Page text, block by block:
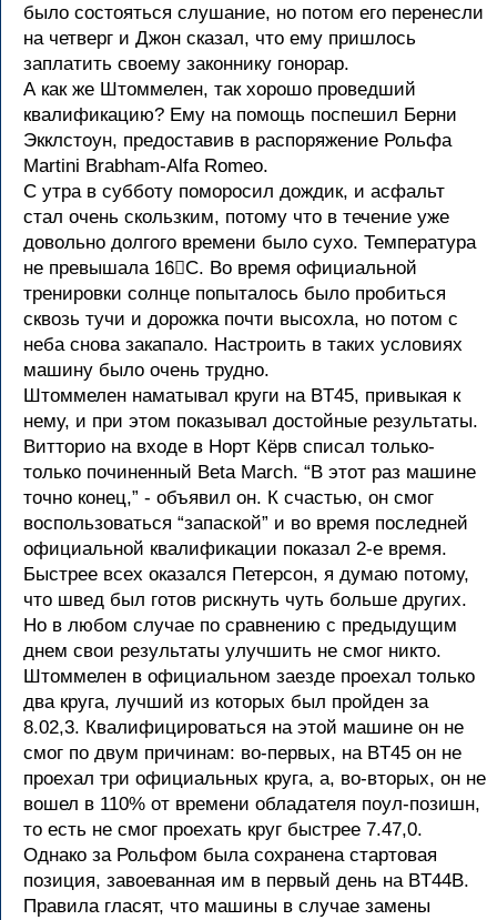
было состояться слушание, но потом его перенесли
на четверг и Джон сказал, что ему пришлось
заплатить своему законнику гонорар.
А как же Штоммелен, так хорошо проведший
квалификацию? Ему на помощь поспешил Берни
Экклстоун, предоставив в распоряжение Рольфа
Martini Brabham-Alfa Romeo.
С утра в субботу поморосил дождик, и асфальт
стал очень скользким, потому что в течение уже
довольно долгого времени было сухо. Температура
не превышала 16С. Во время официальной
тренировки солнце попыталось было пробиться
сквозь тучи и дорожка почти высохла, но потом с
неба снова закапало. Настроить в таких условиях
машину было очень трудно.
Штоммелен наматывал круги на BT45, привыкая к
нему, и при этом показывал достойные результаты.
Витторио на входе в Норт Кёрв списал только-
только починенный Beta March. “В этот раз машине
точно конец,” - объявил он. К счастью, он смог
воспользоваться “запаской” и во время последней
официальной квалификации показал 2-е время.
Быстрее всех оказался Петерсон, я думаю потому,
что швед был готов рискнуть чуть больше других.
Но в любом случае по сравнению с предыдущим
днем свои результаты улучшить не смог никто.
Штоммелен в официальном заезде проехал только
два круга, лучший из которых был пройден за
8.02,3. Квалифицироваться на этой машине он не
смог по двум причинам: во-первых, на BT45 он не
проехал три официальных круга, а, во-вторых, он не
вошел в 110% от времени обладателя поул-позишн,
то есть не смог проехать круг быстрее 7.47,0.
Однако за Рольфом была сохранена стартовая
позиция, завоеванная им в первый день на BT44B.
Правила гласят, что машины в случае замены